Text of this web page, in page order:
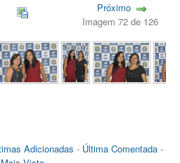
Próximo
Imagem 72 de 126
Adicionadas - Última Comentada-